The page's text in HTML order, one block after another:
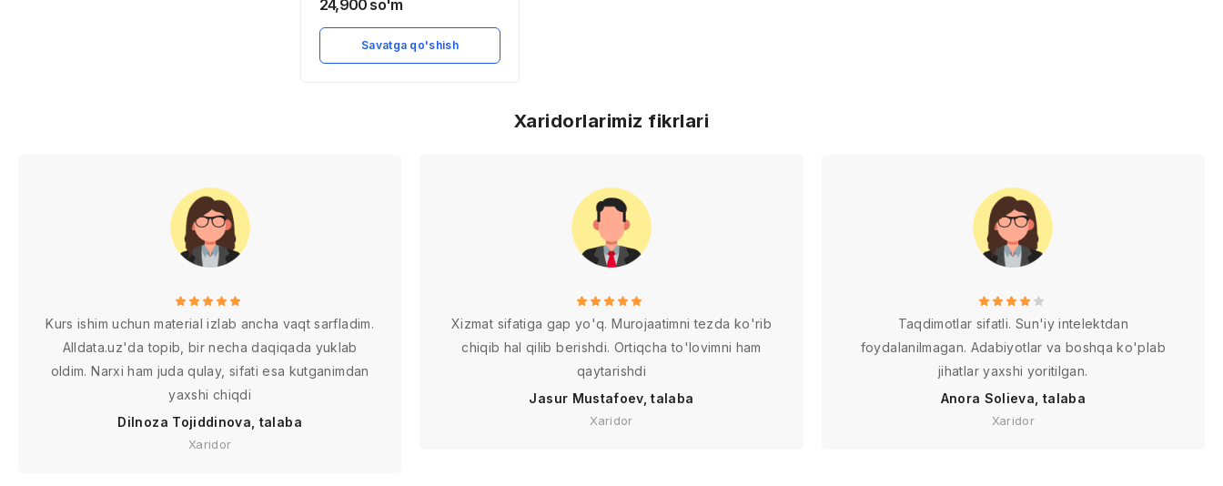
24,900 so'm
Savatga qo'shish
Xaridorlarimiz fikrlari
Kurs ishim uchun material izlab ancha vaqt sarfladim.
Alldata.uz'da topib, bir necha daqiqada yuklab
oldim. Narxi ham juda qulay, sifati esa kutganimdan
yaxshi chiqdi
Dilnoza Tojiddinova, talaba
Xaridor
Xizmat sifatiga gap yo'q. Murojaatimni tezda ko'rib
chiqib hal qilib berishdi. Ortiqcha to'lovimni ham
qaytarishdi
Jasur Mustafoev, talaba
Xaridor
Taqdimotlar sifatli. Sun'iy intelektdan
foydalanilmagan. Adabiyotlar va boshqa ko'plab
jihatlar yaxshi yoritilgan.
Anora Solieva, talaba
Xaridor